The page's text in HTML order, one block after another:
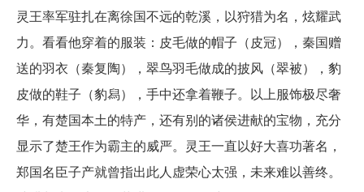
灵王率军驻扎在离徐国不远的乾溪，以狩猎为名，炫耀武
力。看看他穿着的服装：皮毛做的帽子（皮冠），秦国赠
送的羽衣（秦复陶），翠鸟羽毛做成的披风（翠被），豹
皮做的鞋子（豹舄），手中还拿着鞭子。以上服饰极尽奢
华，有楚国本土的特产，还有别的诸侯进献的宝物，充分
显示了楚王作为霸主的威严。灵王一直以好大喜功著名，
郑国名臣子产就曾指出此人虚荣心太强，未来难以善终。